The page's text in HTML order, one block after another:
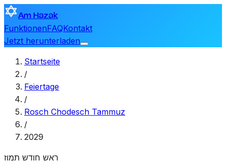
Am Hazak
FunktionenFAQKontakt
Jetzt herunterladen
Startseite
/
Feiertage
/
Rosch Chodesch Tammuz
/
2029
ראש חודש תמוז